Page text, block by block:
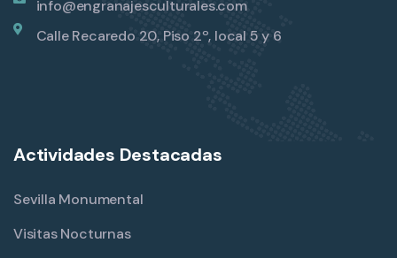
info@engranajesculturales.com
Calle Recaredo 20, Piso 2º, local 5 y 6
Actividades Destacadas
Sevilla Monumental
Visitas Nocturnas